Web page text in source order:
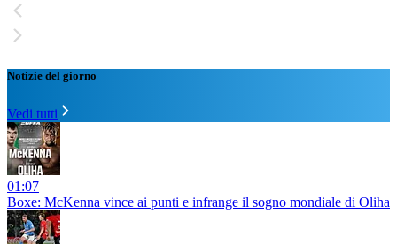
Notizie del giorno
Vedi tutti
01:07
Boxe: McKenna vince ai punti e infrange il sogno mondiale di Oliha